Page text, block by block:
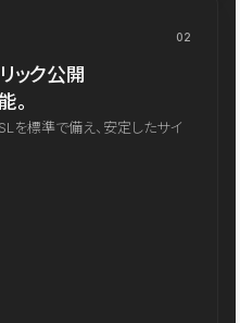
02
ック公開
。
を標準で備え、安定したサイ